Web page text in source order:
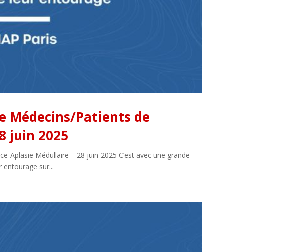
Médecins/Patients de
juin 2025
Aplasie Médullaire – 28 juin 2025 C’est avec une grande
sur...